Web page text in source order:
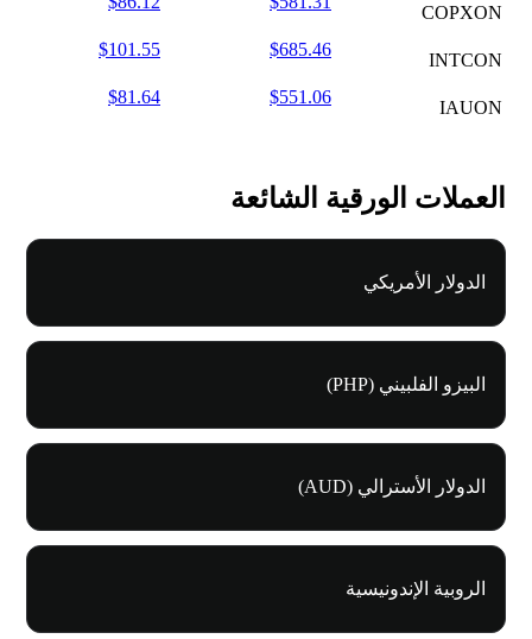
COPXON
INTCON
$685.46
$101.55
IAUON
$551.06
$81.64
العملات الورقية الشائعة
الدولار الأمريكي
البيزو الفلبيني (PHP)
الدولار الأسترالي (AUD)
الروبية الإندونيسية